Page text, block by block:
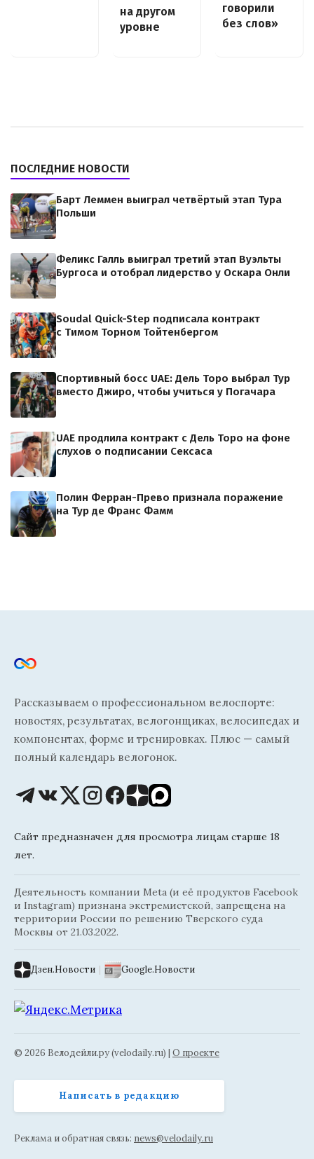
на другом
уровне
говорили
без слов»
ПОСЛЕДНИЕ НОВОСТИ
Барт Леммен выиграл четвёртый этап Тура
Польши
Феликс Галль выиграл третий этап Вуэльты
Бургоса и отобрал лидерство у Оскара Онли
Soudal Quick-Step подписала контракт
с Тимом Торном Тойтенбергом
Спортивный босс UAE: Дель Торо выбрал Тур
вместо Джиро, чтобы учиться у Погачара
UAE продлила контракт с Дель Торо на фоне
слухов о подписании Сексаса
Полин Ферран-Прево признала поражение
на Тур де Франс Фамм
Рассказываем о профессиональном велоспорте:
новостях, результатах, велогонщиках, велосипедах и
компонентах, форме и тренировках. Плюс — самый
полный календарь велогонок.
Сайт предназначен для просмотра лицам старше 18
лет.
Деятельность компании Meta (и её продуктов Facebook
и Instagram) признана экстремистской, запрещена на
территории России по решению Тверского суда
Москвы от 21.03.2022.
Дзен.Новости | Google.Новости
© 2026 Велодейли.ру (velodaily.ru) | О проекте
Написать в редакцию
Реклама и обратная связь: news@velodaily.ru